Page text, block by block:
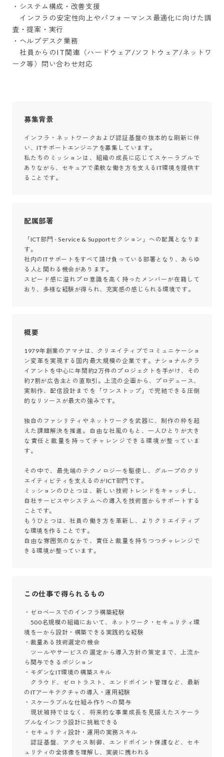
・システム構成・改善支援
インフラの安定性向上やパフォーマンス最適化に向けた調
査・提案・実行
・ヘルプデスク業務
社員からのIT関連（ハードウェア/ソフトウェア/ネットワ
ーク等）問い合わせ対応
募集背景
インフラ・ネットワークおよび認証基盤の抜本的な刷新に伴
い、ITサポートエンジニアを募集しています。
私たちのミッションは、組織の成長に応じてスケーラブルで
ありながら、セキュアで柔軟な働き方を支えるIT環境を提供す
ることです。
配属部署
「ICT部門 - Service & Supportセクション」への配属となりま
す。
社内のITサポートをすべて請け負っている部署となり、あらゆ
る人と関わる機会があります。
スピード感に溢れプロ意識を高く持ったメンバーが在籍して
おり、多様な経験が得られ、充実感の感じられる環境です。
概要
1979年創業のアマナは、クリエイティブでコミュニケーショ
ン変革を実現する国内最大規模の企業です。ナショナルクラ
イアントを中心に年間約2万件のプロジェクトを手がけ、その
約7割が広告主との直取引。上流の企画から、プロデュース、
実制作、配信設計までを「ワンストップ」で完結できる圧倒
的なリソースが最大の強みです。
独自のファシリティやネットワークを武器に、制作の枠を超
えた課題解決を推進。自由な社風のもと、一人ひとりが大き
な責任と裁量を持ってチャレンジできる環境が整っていま
す。
その中で、最先端のテクノロジーを駆使し、グループのクリ
エイティビティを支えるのがICT部門です。
ミッションのひとつは、新しい技術トレンドをキャッチし、
自社サービスやシステムへの導入を技術面からサポートする
ことです。
もうひとつは、社員の働き方を革新し、よりクリエイティブ
な環境を作ることです。
自由な雰囲気のなかで、責任と裁量を持ちつつチャレンジで
きる環境が整っています。
この仕事で得られるもの
・ゼロベースでのインフラ構築経験
500名規模の組織において、ネットワーク・セキュリティ環
境を一から設計・構築できる実践的な経験
・裁量ある技術選定の機会
ツールやサービスの選定から導入方針の策定まで、上流か
ら関与できるポジション
・モダンなIT環境の構築スキル
クラウド、ゼロトラスト、エンドポイント管理など、最新
のITアーキテクチャの導入・運用経験
・スケーラブルな仕組み作りへの関与
現状維持ではなく、将来的な事業成長を見据えたスケーラ
ブルなインフラ設計に挑戦できる
・セキュリティ設計・運用の実務スキル
認証基盤、アクセス制御、エンドポイント保護など、セキ
ュリティの全体像を理解し、実装に携われる